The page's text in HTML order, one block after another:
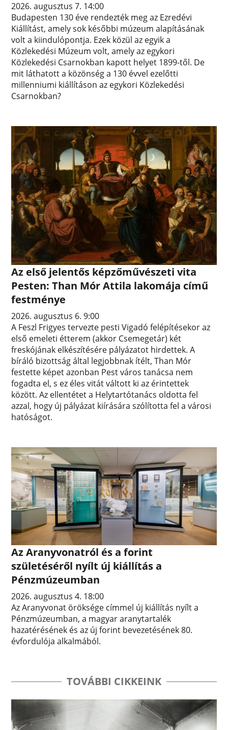
2026. augusztus 7. 14:00
Budapesten 130 éve rendezték meg az Ezredévi
Kiállítást, amely sok későbbi múzeum alapításának
volt a kiindulópontja. Ezek közül az egyik a
Közlekedési Múzeum volt, amely az egykori
Közlekedési Csarnokban kapott helyet 1899-től. De
mit láthatott a közönség a 130 évvel ezelőtti
millenniumi kiállításon az egykori Közlekedési
Csarnokban?
Az első jelentős képzőművészeti vita
Pesten: Than Mór Attila lakomája című
festménye
2026. augusztus 6. 9:00
A Feszl Frigyes tervezte pesti Vigadó felépítésekor az
első emeleti étterem (akkor Csemegetár) két
freskójának elkészítésére pályázatot hirdettek. A
bíráló bizottság által legjobbnak ítélt, Than Mór
festette képet azonban Pest város tanácsa nem
fogadta el, s ez éles vitát váltott ki az érintettek
között. Az ellentétet a Helytartótanács oldotta fel
azzal, hogy új pályázat kiírására szólította fel a városi
hatóságot.
Az Aranyvonatról és a forint
születéséről nyílt új kiállítás a
Pénzmúzeumban
2026. augusztus 4. 18:00
Az Aranyvonat öröksége címmel új kiállítás nyílt a
Pénzmúzeumban, a magyar aranytartalék
hazatérésének és az új forint bevezetésének 80.
évfordulója alkalmából.
TOVÁBBI CIKKEINK